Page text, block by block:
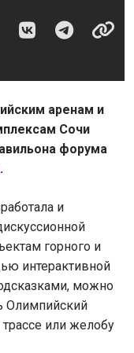
аренам и
Сочи
форума
.
и
горного и
интерактивной
можно
Олимпийский
или желобу